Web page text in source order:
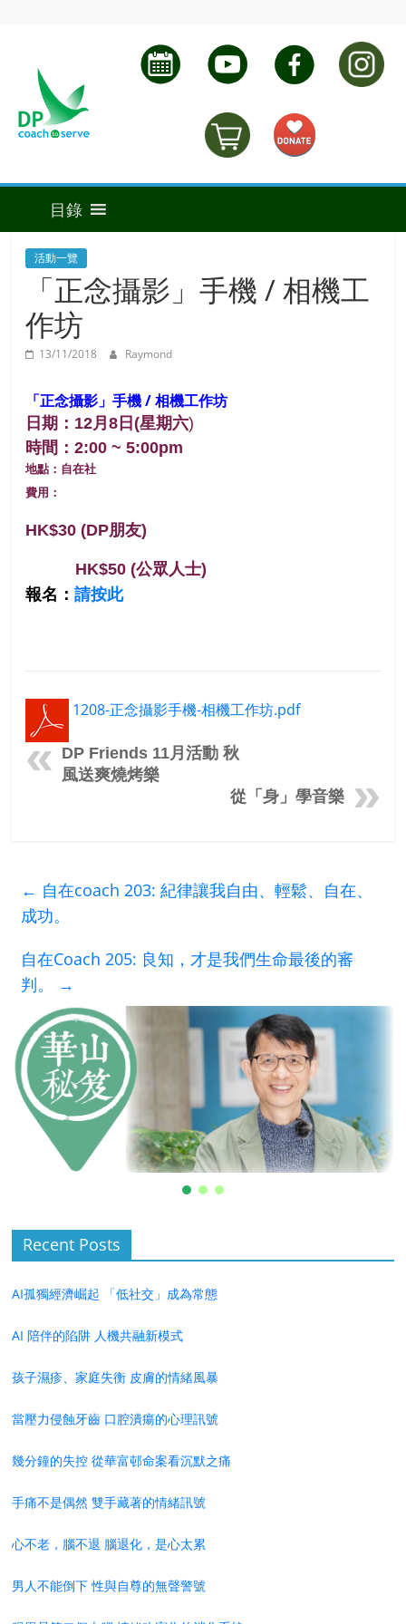
活動一覽
「正念攝影」手機 / 相機工
作坊
13/11/2018 Raymond
「正念攝影」手機 / 相機工作坊
日期：12月8日(星期六)
時間：2:00 ~ 5:00pm
地點：自在社
費用：
HK$30 (DP朋友)
HK$50 (公眾人士)
報名：請按此
1208-正念攝影手機-相機工作坊.pdf
DP Friends 11月活動 秋
風送爽燒烤樂
從「身」學音樂
← 自在coach 203: 紀律讓我自由、輕鬆、自在、
成功。
自在Coach 205: 良知，才是我們生命最後的審
判。
→
Recent Posts
AI孤獨經濟崛起 「低社交」成為常態
AI 陪伴的陷阱 人機共融新模式
孩子濕疹、家庭失衡 皮膚的情緒風暴
當壓力侵蝕牙齒 口腔潰瘍的心理訊號
幾分鐘的失控 從華富邨命案看沉默之痛
手痛不是偶然 雙手藏著的情緒訊號
心不老，腦不退 腦退化，是心太累
男人不能倒下 性與自尊的無聲警號